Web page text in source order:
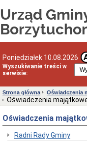
Urząd
Poniedziałek 10.08.2026
Wyszukiwanie treści w
serwisie:
dróg
na
terenie
Gminy
Borzytuchom
sezonie
zimowym
2025/2026
Wójta
Gminy
Borzytuchom
o
przystąpieniu
Borzytuchom
Strona główna Oświadczenia
Oświadczenia
Oświadczenia
Radni Rady Gminy